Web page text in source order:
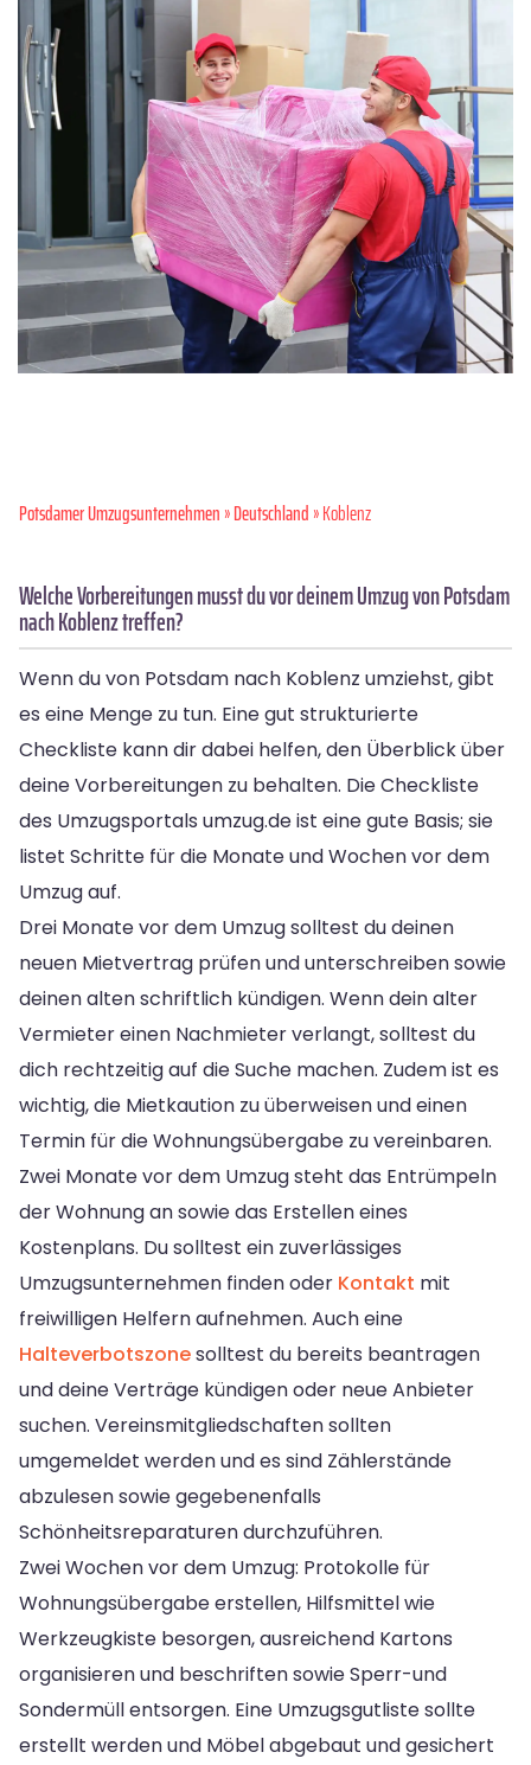
Potsdamer Umzugsunternehmen»Deutschland» Koblenz
Welche Vorbereitungen musst du vor deinem Umzug von Potsdam
nach Koblenz treffen?
Wenn du von Potsdam nach Koblenz umziehst, gibt
es eine Menge zu tun. Eine gut strukturierte
Checkliste kann dir dabei helfen, den Überblick über
deine Vorbereitungen zu behalten. Die Checkliste
des Umzugsportals umzug.de ist eine gute Basis; sie
listet Schritte für die Monate und Wochen vor dem
Umzug auf.
Drei Monate vor dem Umzug solltest du deinen
neuen Mietvertrag prüfen und unterschreiben sowie
deinen alten schriftlich kündigen. Wenn dein alter
Vermieter einen Nachmieter verlangt, solltest du
dich rechtzeitig auf die Suche machen. Zudem ist es
wichtig, die Mietkaution zu überweisen und einen
Termin für die Wohnungsübergabe zu vereinbaren.
Zwei Monate vor dem Umzug steht das Entrümpeln
der Wohnung an sowie das Erstellen eines
Kostenplans. Du solltest ein zuverlässiges
Umzugsunternehmen finden oder Kontakt mit
freiwilligen Helfern aufnehmen. Auch eine
Halteverbotszonesolltest du bereits beantragen
und deine Verträge kündigen oder neue Anbieter
suchen. Vereinsmitgliedschaften sollten
umgemeldet werden und es sind Zählerstände
abzulesen sowie gegebenenfalls
Schönheitsreparaturen durchzuführen.
Zwei Wochen vor dem Umzug: Protokolle für
Wohnungsübergabe erstellen, Hilfsmittel wie
Werkzeugkiste besorgen, ausreichend Kartons
organisieren und beschriften sowie Sperr-und
Sondermüll entsorgen. Eine Umzugsgutliste sollte
erstellt werden und Möbel abgebaut und gesichert